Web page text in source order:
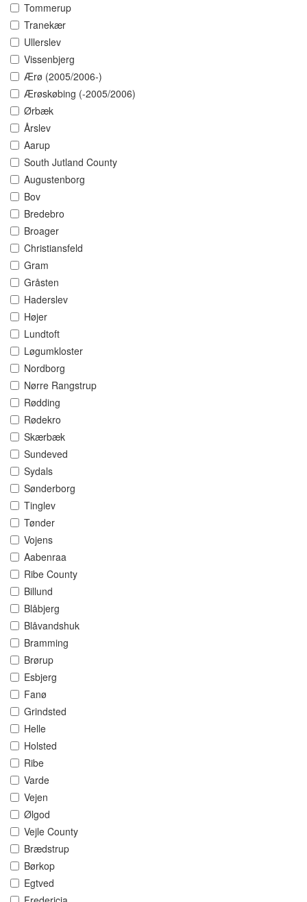
Tommerup
Tranekær
Ullerslev
Vissenbjerg
Ærø (2005/2006-)
Ærøskøbing (-2005/2006)
Ørbæk
Årslev
Aarup
South Jutland County
Augustenborg
Bov
Bredebro
Broager
Christiansfeld
Gram
Gråsten
Haderslev
Højer
Lundtoft
Løgumkloster
Nordborg
Nørre Rangstrup
Rødding
Rødekro
Skærbæk
Sundeved
Sydals
Sønderborg
Tinglev
Tønder
Vojens
Aabenraa
Ribe County
Billund
Blåbjerg
Blåvandshuk
Bramming
Brørup
Esbjerg
Fanø
Grindsted
Helle
Holsted
Ribe
Varde
Vejen
Ølgod
Vejle County
Brædstrup
Børkop
Egtved